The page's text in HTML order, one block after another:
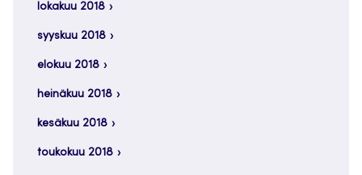
lokakuu 2018
syyskuu 2018
elokuu 2018
heinäkuu 2018
kesäkuu 2018
toukokuu 2018